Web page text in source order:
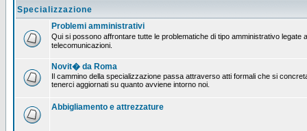
Specializzazione
Problemi amministrativi
Qui si possono affrontare tutte le problematiche di tipo amministrativo
telecomunicazioni.
Novit� da Roma
Il cammino della specializzazione passa attraverso atti formali che si
tenerci aggiornati su quanto avviene intorno noi.
Abbigliamento e attrezzature